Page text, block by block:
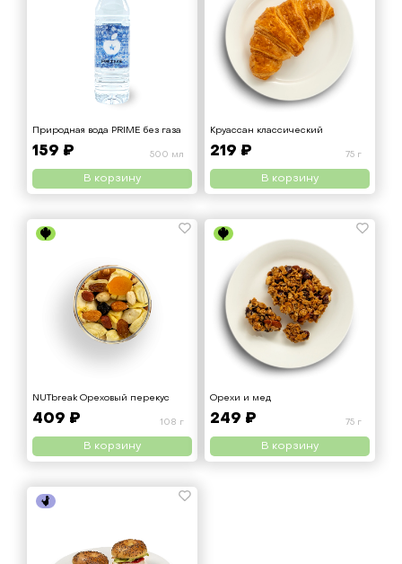
Природная вода PRIME без газа
159 ₽ 500 мл
В корзину
Круассан классический
219 ₽ 75 г
В корзину
NUTbreak Ореховый перекус
409 ₽ 108 г
В корзину
Орехи и мед
249 ₽ 75 г
В корзину